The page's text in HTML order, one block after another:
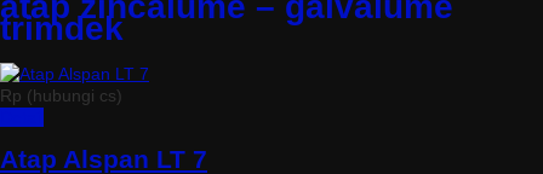
trimdek
Rp (hubungi cs)
Atap Alspan LT 7